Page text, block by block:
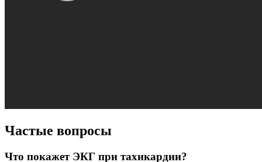
Частые вопросы
Что покажет ЭКГ при тахикардии?